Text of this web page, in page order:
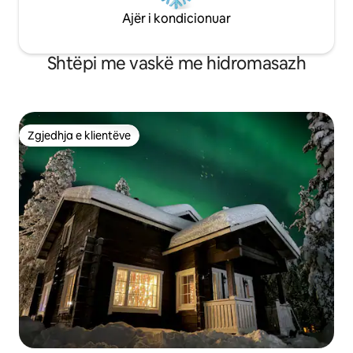
Ajër i kondicionuar
Shtëpi me vaskë me hidromasazh
Zgjedhja e klientëve
Zgjedhja e klientëve